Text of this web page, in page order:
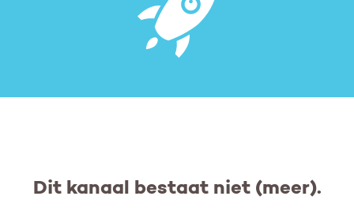
Dit kanaal bestaat niet (meer).